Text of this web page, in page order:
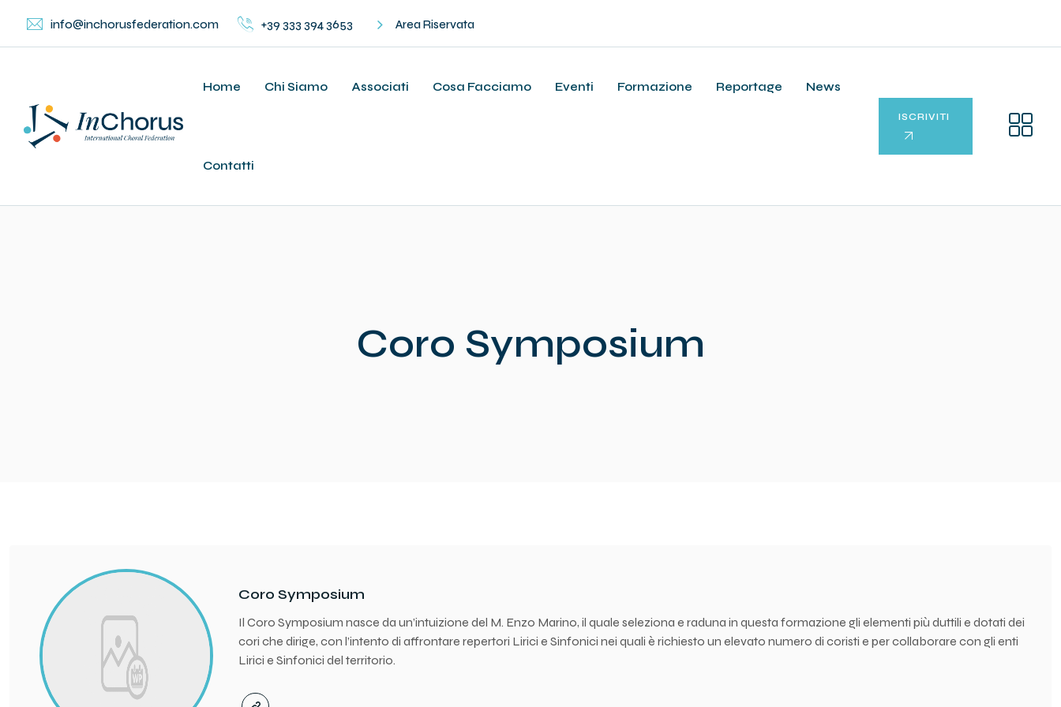
content
info@inchorusfederation.com +39 333 394 3653 Area Riservata
Home Chi Siamo Associati Cosa Facciamo Eventi Formazione Reportage News
Contatti
ISCRIVITI
Coro Symposium
Coro Symposium
Il Coro Symposium nasce da un’intuizione del M. Enzo Marino, il quale seleziona e raduna in questa formazione gli elementi più duttili e dotati dei
cori che dirige, con l’intento di affrontare repertori Lirici e Sinfonici nei quali è richiesto un elevato numero di coristi e per collaborare con gli enti
Lirici e Sinfonici del territorio.